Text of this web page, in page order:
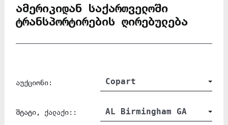
ამერიკიდან საქართველოში
ტრანსპორტირების ღირებულება
აუქციონი:
შტატი, ქალაქი::
Copart
AL Birmingham GA